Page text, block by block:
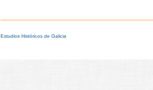
Estudios Históricos de Galicia